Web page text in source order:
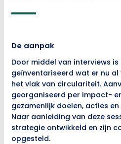
De aanpak
Door middel van interviews
geïnventariseerd wat er nu
het vlak van circulariteit.
georganiseerd per impact-
gezamenlijk doelen, acties en
Naar aanleiding van deze
strategie ontwikkeld en zijn
opgesteld.